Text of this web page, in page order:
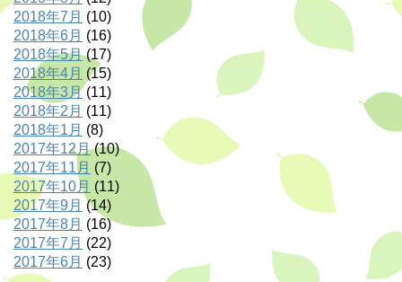
2018年7月 (10)
2018年6月 (16)
2018年5月(17)
2018年4月 (15)
2018年3月(11)
2018年2月 (11)
2018年1月 (8)
2017年12月(10)
2017年11月 (7)
2017年10月 (11)
2017年9月 (14)
2017年8月 (16)
2017年7月 (22)
2017年6月 (23)